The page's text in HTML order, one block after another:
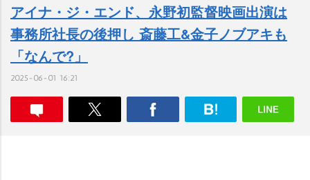
アイナ・ジ・エンド、永野初監督映画出演は
事務所社長の後押し 斎藤工&金子ノブアキも
「なんで?」
2025-06-01 16:21